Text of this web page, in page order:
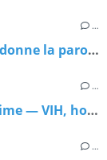
…
Affirmations saison 2 : Le podcast qui donne la parole aux pionnièr·es de la communauté 2ELGBTQIA+ est de retour
…
Sénégal : Quand soigner devient un crime — VIH, homophobie d'État et paradoxe meurtrier
…